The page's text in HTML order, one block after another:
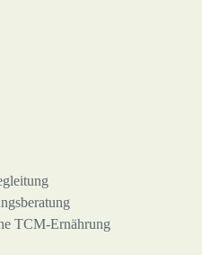
TCM-Ernährung